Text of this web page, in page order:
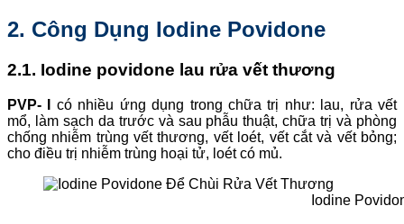
2. Công Dụng Iodine Povidone
2.1. Iodine povidone lau rửa vết thương
PVP- I
có nhiều ứng dụng trong chữa trị như: lau, rửa vết
mổ, làm sạch da trước và sau phẫu thuật, chữa trị và phòng
chống nhiễm trùng vết thương, vết loét, vết cắt và vết bỏng;
cho điều trị nhiễm trùng hoại tử, loét có mủ.
Iodine